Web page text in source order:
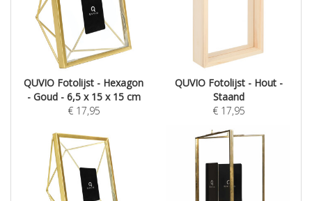
QUVIO Fotolijst - Hexagon
- Goud - 6,5 x 15 x 15 cm
€ 17,95
QUVIO Fotolijst - Hout -
Staand
€ 17,95